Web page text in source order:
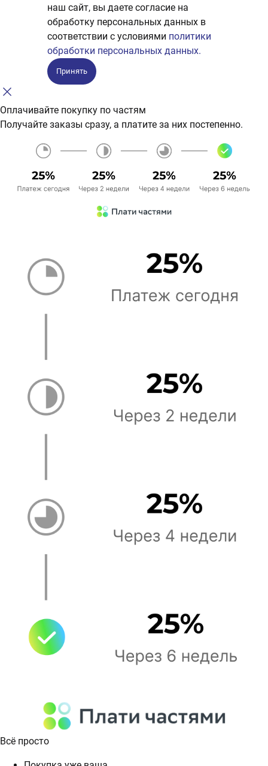
наш сайт, вы даете согласие на
обработку персональных данных в
соответствии с условиями политики
обработки персональных данных.
Принять
Оплачивайте покупку по частям
Получайте заказы сразу, а платите за них постепенно.
Всё просто